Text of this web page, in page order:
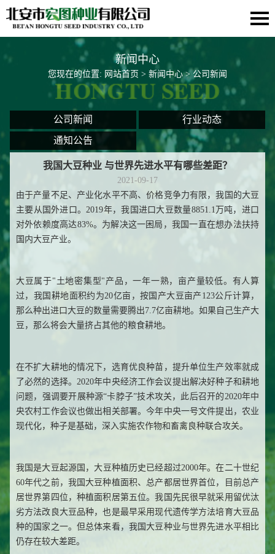
新闻中心
您现在的位置: 网站首页 > 新闻中心> 公司新闻
公司新闻
行业动态
通知公告
我国大豆种业 与世界先进水平有哪些差距？
2021-09-17
由于产量不足、产业化水平不高、价格竞争力有限，我国的大豆
主要从国外进口。2019年，我国进口大豆数量8851.1万吨，进口
对外依赖度高达83%。为解决这一困局，我国一直在想办法扶持
国内大豆产业。
大豆属于"土地密集型"产品，一年一熟，亩产量较低。有人算
过，我国耕地面积约为20亿亩，按国产大豆亩产123公斤计算，
那么种出进口大豆的数量需要腾出7.7亿亩耕地。如果自己生产大
豆，那么将会大量挤占其他的粮食耕地。
在不扩大耕地的情况下，选育优良种苗，提升单位生产效率就成
了必然的选择。2020年中央经济工作会议提出解决好种子和耕地
问题，强调要开展种源“卡脖子”技术攻关，此后召开的2020年中
央农村工作会议也做出相关部署。今年中央一号文件提出，农业
现代化，种子是基础，深入实施农作物和畜禽良种联合攻关。
我国是大豆起源国，大豆种植历史已经超过2000年。在二十世纪
60年代之前，我国大豆种植面积、总产都居世界首位，目前总产
居世界第四位，种植面积居第五位。我国先民很早就采用留优汰
劣方法改良大豆品种，也是最早采用现代遗传学方法培育大豆品
种的国家之一。但总体来看，我国大豆种业与世界先进水平相比
仍存在较大差距。